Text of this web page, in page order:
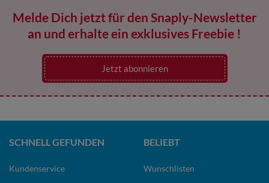
Melde Dich jetzt für den Snaply-Newsletter
an und erhalte ein exklusives Freebie !
Jetzt abonnieren
SCHNELL GEFUNDEN
Kundenservice
BELIEBT
Wunschlisten